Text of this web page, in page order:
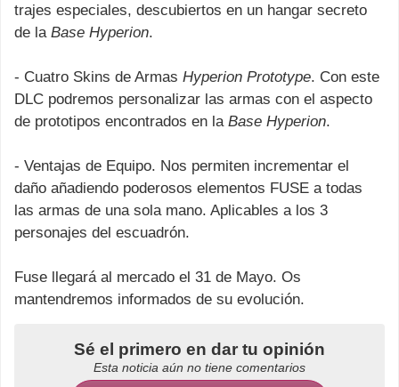
trajes especiales, descubiertos en un hangar secreto
de la Base Hyperion.
- Cuatro Skins de Armas Hyperion Prototype. Con este
DLC podremos personalizar las armas con el aspecto
de prototipos encontrados en la Base Hyperion.
- Ventajas de Equipo. Nos permiten incrementar el
daño añadiendo poderosos elementos FUSE a todas
las armas de una sola mano. Aplicables a los 3
personajes del escuadrón.
Fuse llegará al mercado el 31 de Mayo. Os
mantendremos informados de su evolución.
Sé el primero en dar tu opinión
Esta noticia aún no tiene comentarios